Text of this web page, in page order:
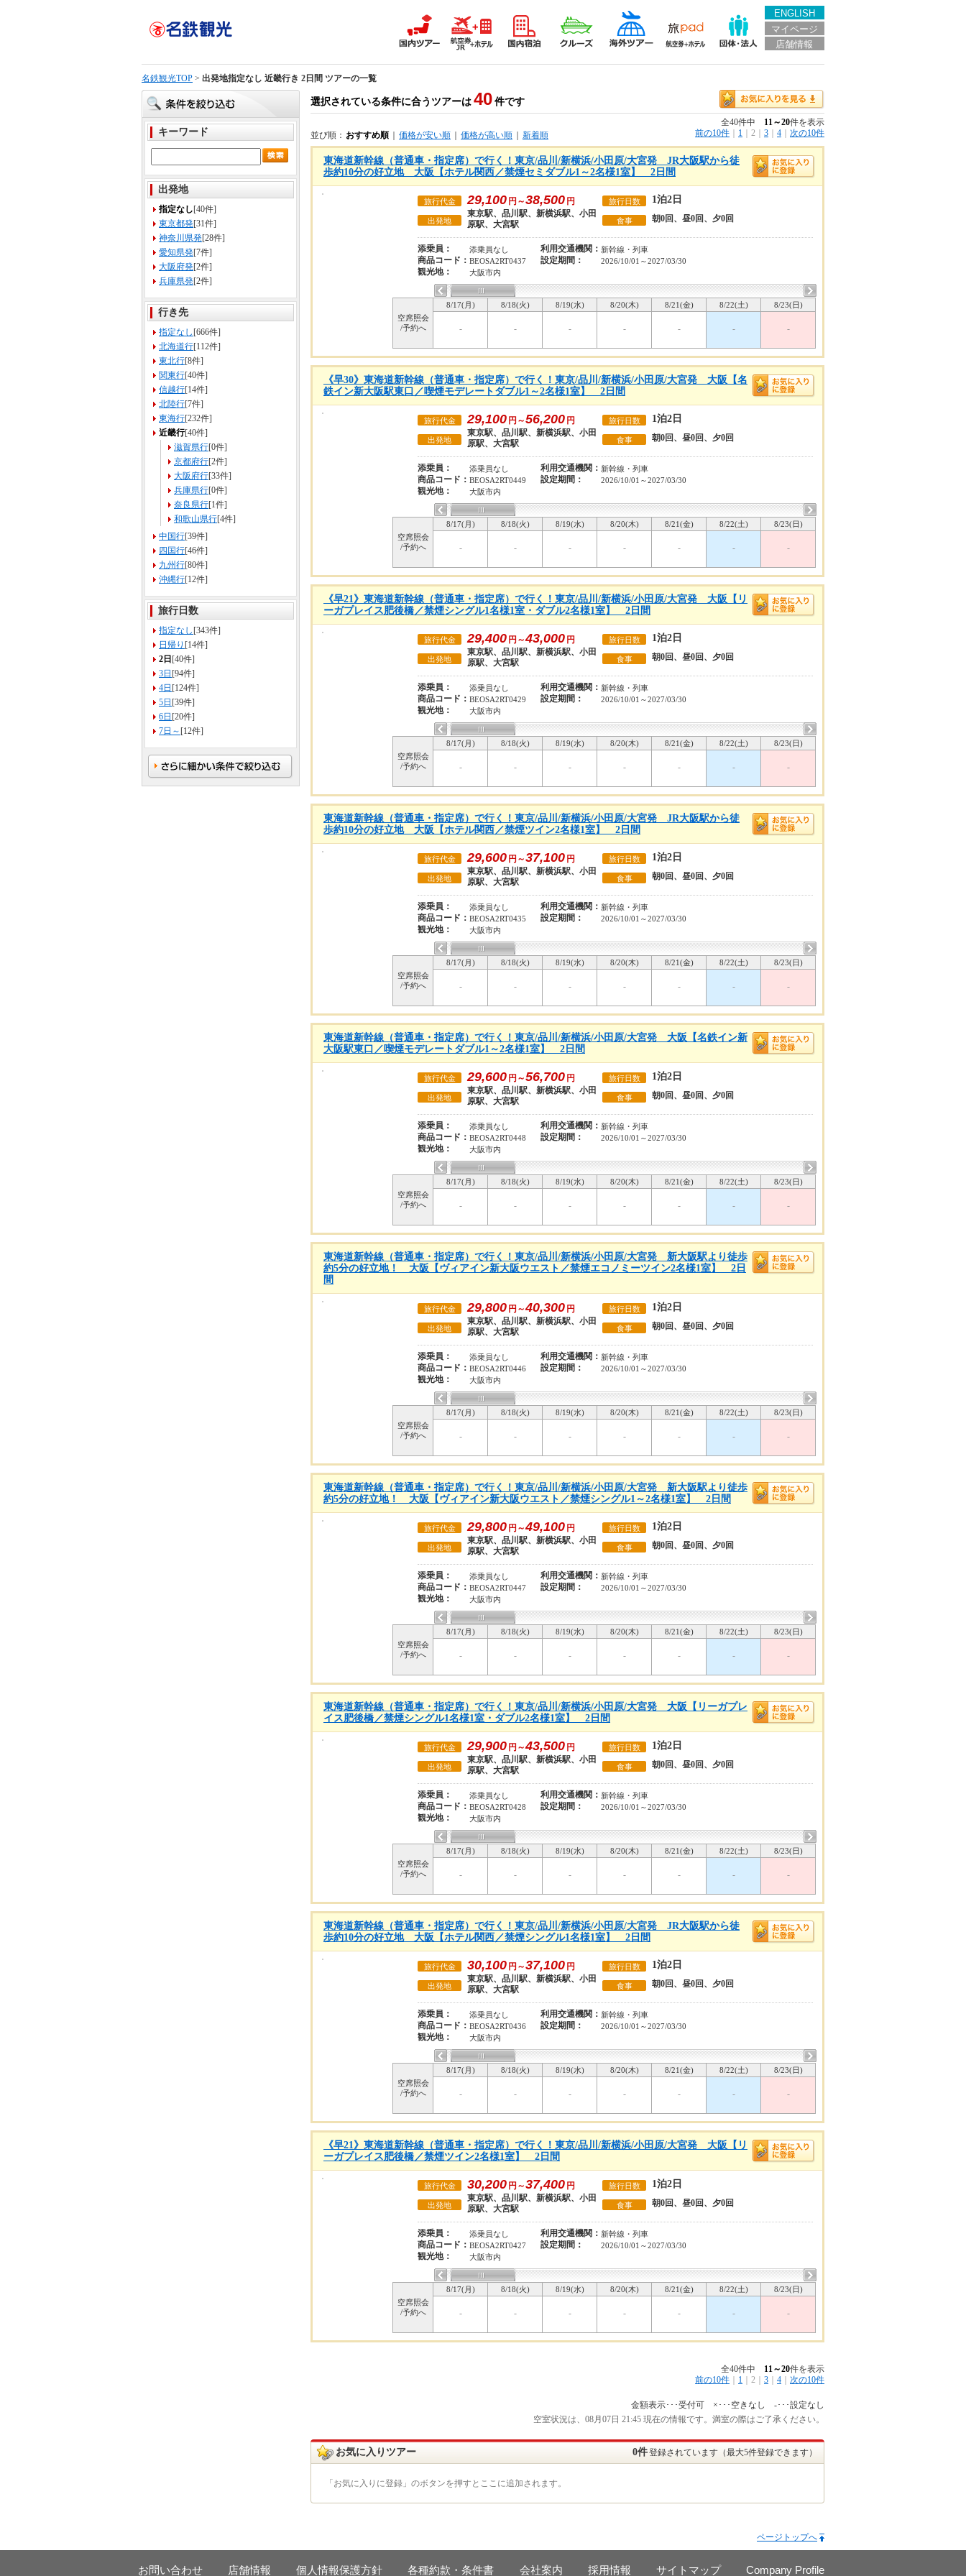
ENGLISH
マイページ
店舗情報
名鉄観光TOP > 出発地指定なし 近畿行き 2日間 ツアーの一覧
キーワード
出発地
指定なし[40件]
東京都発[31件]
神奈川県発[28件]
愛知県発[7件]
大阪府発[2件]
兵庫県発[2件]
行き先
指定なし [666件]
北海道行[112件]
東北行[8件]
関東行[40件]
信越行[14件]
北陸行[7件]
東海行[232件]
近畿行[40件]
滋賀県行[0件]
京都府行[2件]
大阪府行[33件]
兵庫県行[0件]
奈良県行[1件]
和歌山県行[4件]
中国行[39件]
四国行[46件]
九州行[80件]
沖縄行[12件]
旅行日数
指定なし [343件]
日帰り [14件]
2日 [40件]
3日 [94件]
4日 [124件]
5日 [39件]
6日 [20件]
7日～ [12件]
選択されている条件に合うツアーは 40 件です
並び順： おすすめ順 価格が安い順 価格が高い順 新着順
全40件中 11～20件を表示
前の10件
1 2 3 4 次の10件
東海道新幹線（普通車・指定席）で行く！東京/品川/新横浜/小田原/大宮発 JR大阪駅から徒
歩約10分の好立地 大阪【ホテル関西／禁煙セミダブル1～2名様1室】 2日間
旅行代金 29,100 円～38,500 円 旅行日数 1泊2日
出発地
東京駅、品川駅、新横浜駅、小田
原駅、大宮駅
食事 朝0回、昼0回、夕0回
添乗員： 添乗員なし 利用交通機関： 新幹線・列車
商品コード： BEOSA2RT0437 設定期間： 2026/10/01～2027/03/30
観光地： 大阪市内
空席照会
/予約へ
8/17(月) 8/18(火) 8/19(水) 8/20(木) 8/21(金) 8/22(土) 8/23(日)
- - - - - - -
《早30》東海道新幹線（普通車・指定席）で行く！東京/品川/新横浜/小田原/大宮発 大阪【名
鉄イン新大阪駅東口／喫煙モデレートダブル1～2名様1室】 2日間
旅行代金 29,100 円～56,200 円 旅行日数 1泊2日
出発地
東京駅、品川駅、新横浜駅、小田
原駅、大宮駅
食事 朝0回、昼0回、夕0回
添乗員： 添乗員なし 利用交通機関： 新幹線・列車
商品コード： BEOSA2RT0449 設定期間： 2026/10/01～2027/03/30
観光地： 大阪市内
空席照会
/予約へ
8/17(月) 8/18(火) 8/19(水) 8/20(木) 8/21(金) 8/22(土) 8/23(日)
- - - - - - -
《早21》東海道新幹線（普通車・指定席）で行く！東京/品川/新横浜/小田原/大宮発 大阪【リ
ーガプレイス肥後橋／禁煙シングル1名様1室・ダブル2名様1室】 2日間
旅行代金 29,400 円～43,000 円 旅行日数 1泊2日
出発地
東京駅、品川駅、新横浜駅、小田
原駅、大宮駅
食事 朝0回、昼0回、夕0回
添乗員： 添乗員なし 利用交通機関： 新幹線・列車
商品コード： BEOSA2RT0429 設定期間： 2026/10/01～2027/03/30
観光地： 大阪市内
空席照会
/予約へ
8/17(月) 8/18(火) 8/19(水) 8/20(木) 8/21(金) 8/22(土) 8/23(日)
- - - - - - -
東海道新幹線（普通車・指定席）で行く！東京/品川/新横浜/小田原/大宮発 JR大阪駅から徒
歩約10分の好立地 大阪【ホテル関西／禁煙ツイン2名様1室】 2日間
旅行代金 29,600 円～37,100 円 旅行日数 1泊2日
出発地
東京駅、品川駅、新横浜駅、小田
原駅、大宮駅
食事 朝0回、昼0回、夕0回
添乗員： 添乗員なし 利用交通機関： 新幹線・列車
商品コード： BEOSA2RT0435 設定期間： 2026/10/01～2027/03/30
観光地： 大阪市内
空席照会
/予約へ
8/17(月) 8/18(火) 8/19(水) 8/20(木) 8/21(金) 8/22(土) 8/23(日)
- - - - - - -
東海道新幹線（普通車・指定席）で行く！東京/品川/新横浜/小田原/大宮発 大阪【名鉄イン新
大阪駅東口／喫煙モデレートダブル1～2名様1室】 2日間
旅行代金 29,600 円～56,700 円 旅行日数 1泊2日
出発地
東京駅、品川駅、新横浜駅、小田
原駅、大宮駅
食事 朝0回、昼0回、夕0回
添乗員： 添乗員なし 利用交通機関： 新幹線・列車
商品コード： BEOSA2RT0448 設定期間： 2026/10/01～2027/03/30
観光地： 大阪市内
空席照会
/予約へ
8/17(月) 8/18(火) 8/19(水) 8/20(木) 8/21(金) 8/22(土) 8/23(日)
- - - - - - -
東海道新幹線（普通車・指定席）で行く！東京/品川/新横浜/小田原/大宮発 新大阪駅より徒歩
約5分の好立地！ 大阪【ヴィアイン新大阪ウエスト／禁煙エコノミーツイン2名様1室】 2日
間
旅行代金 29,800 円～40,300 円 旅行日数 1泊2日
出発地
東京駅、品川駅、新横浜駅、小田
原駅、大宮駅
食事 朝0回、昼0回、夕0回
添乗員： 添乗員なし 利用交通機関： 新幹線・列車
商品コード： BEOSA2RT0446 設定期間： 2026/10/01～2027/03/30
観光地： 大阪市内
空席照会
/予約へ
8/17(月) 8/18(火) 8/19(水) 8/20(木) 8/21(金) 8/22(土) 8/23(日)
- - - - - - -
東海道新幹線（普通車・指定席）で行く！東京/品川/新横浜/小田原/大宮発 新大阪駅より徒歩
約5分の好立地！ 大阪【ヴィアイン新大阪ウエスト／禁煙シングル1～2名様1室】 2日間
旅行代金 29,800 円～49,100 円 旅行日数 1泊2日
出発地
東京駅、品川駅、新横浜駅、小田
原駅、大宮駅
食事 朝0回、昼0回、夕0回
添乗員： 添乗員なし 利用交通機関： 新幹線・列車
商品コード： BEOSA2RT0447 設定期間： 2026/10/01～2027/03/30
観光地： 大阪市内
空席照会
/予約へ
8/17(月) 8/18(火) 8/19(水) 8/20(木) 8/21(金) 8/22(土) 8/23(日)
- - - - - - -
東海道新幹線（普通車・指定席）で行く！東京/品川/新横浜/小田原/大宮発 大阪【リーガプレ
イス肥後橋／禁煙シングル1名様1室・ダブル2名様1室】 2日間
旅行代金 29,900 円～43,500 円 旅行日数 1泊2日
出発地
東京駅、品川駅、新横浜駅、小田
原駅、大宮駅
食事 朝0回、昼0回、夕0回
添乗員： 添乗員なし 利用交通機関： 新幹線・列車
商品コード： BEOSA2RT0428 設定期間： 2026/10/01～2027/03/30
観光地： 大阪市内
空席照会
/予約へ
8/17(月) 8/18(火) 8/19(水) 8/20(木) 8/21(金) 8/22(土) 8/23(日)
- - - - - - -
東海道新幹線（普通車・指定席）で行く！東京/品川/新横浜/小田原/大宮発 JR大阪駅から徒
歩約10分の好立地 大阪【ホテル関西／禁煙シングル1名様1室】 2日間
旅行代金 30,100 円～37,100 円 旅行日数 1泊2日
出発地
東京駅、品川駅、新横浜駅、小田
原駅、大宮駅
食事 朝0回、昼0回、夕0回
添乗員： 添乗員なし 利用交通機関： 新幹線・列車
商品コード： BEOSA2RT0436 設定期間： 2026/10/01～2027/03/30
観光地： 大阪市内
空席照会
/予約へ
8/17(月) 8/18(火) 8/19(水) 8/20(木) 8/21(金) 8/22(土) 8/23(日)
- - - - - - -
《早21》東海道新幹線（普通車・指定席）で行く！東京/品川/新横浜/小田原/大宮発 大阪【リ
ーガプレイス肥後橋／禁煙ツイン2名様1室】 2日間
旅行代金 30,200 円～37,400 円 旅行日数 1泊2日
出発地
東京駅、品川駅、新横浜駅、小田
原駅、大宮駅
食事 朝0回、昼0回、夕0回
添乗員： 添乗員なし 利用交通機関： 新幹線・列車
商品コード： BEOSA2RT0427 設定期間： 2026/10/01～2027/03/30
観光地： 大阪市内
空席照会
/予約へ
8/17(月) 8/18(火) 8/19(水) 8/20(木) 8/21(金) 8/22(土) 8/23(日)
- - - - - - -
全40件中 11～20件を表示
前の10件
1 2 3 4 次の10件
金額表示･･･受付可 ×･･･空きなし -･･･設定なし
空室状況は、08月07日 21:45 現在の情報です。満室の際はご了承ください。
お気に入りツアー 0件登録されています（最大5件登録できます）
「お気に入りに登録」のボタンを押すとここに追加されます。
ページトップへ
お問い合わせ 店舗情報 個人情報保護方針 各種約款・条件書 会社案内 採用情報 サイトマップ Company Profile